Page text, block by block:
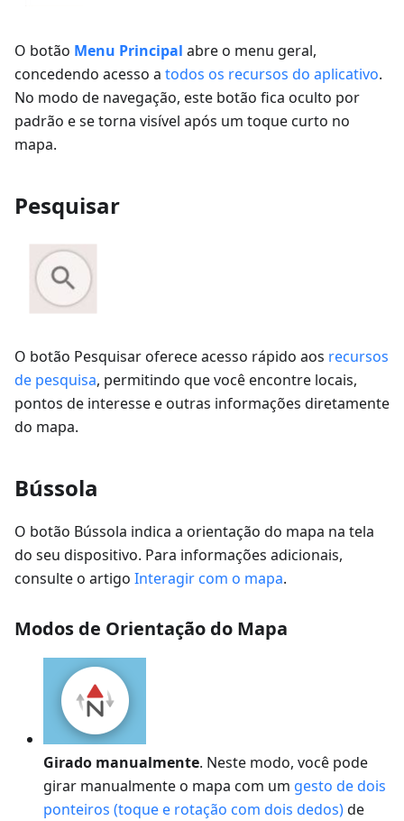
O botão Menu Principal abre o menu geral,
concedendo acesso a todos os recursos do aplicativo.
No modo de navegação, este botão fica oculto por
padrão e se torna visível após um toque curto no
mapa.
Pesquisar
O botão Pesquisar oferece acesso rápido aos recursos
de pesquisa, permitindo que você encontre locais,
pontos de interesse e outras informações diretamente
do mapa.
Bússola
O botão Bússola indica a orientação do mapa na tela
do seu dispositivo. Para informações adicionais,
consulte o artigo Interagir com o mapa.
Modos de Orientação do Mapa
Girado manualmente. Neste modo, você pode
girar manualmente o mapa com um gesto de dois
ponteiros (toque e rotação com dois dedos)de